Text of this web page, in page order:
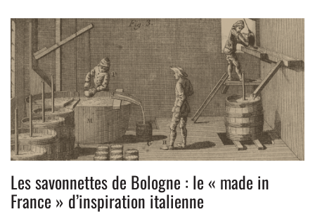
Les savonnettes de Bologne : le « made in
France » d’inspiration italienne